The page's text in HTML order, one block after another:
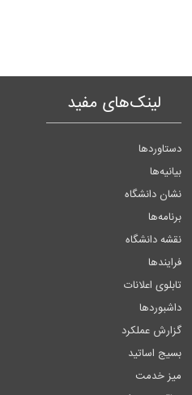
لینک‌های مفید
دستاوردها
بیانیه‌ها
نشان دانشگاه
برنامه‌ها
نقشه دانشگاه
فرایندها
تابلوی اعلانات
داشبوردها
گزارش عملکرد
بسیج اساتید
میز خدمت